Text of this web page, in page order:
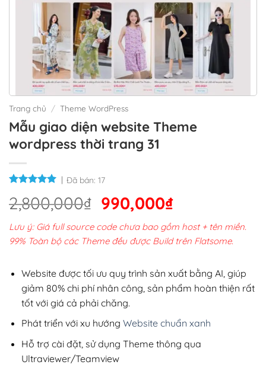
Trang chủ / Theme WordPress
Mẫu giao diện website Theme
wordpress thời trang 31
Đã bán: 17
2,800,000₫ Giá
gốc
là:
2,800,000₫.
990,000₫Giá
hiện
tại
990,000₫.
Lưu ý: Giá full source code chưa bao gồm host + tên miền.
99% Toàn bộ các Theme đều được Build trên Flatsome.
Website được tối ưu quy trình sản xuất bằng AI, giúp
giảm 80% chi phí nhân công, sản phẩm hoàn thiện rất
tốt với giá cả phải chăng.
Phát triển với xu hướng Website chuẩn xanh
Hỗ trợ cài đặt, sử dụng Theme thông qua
Ultraviewer/Teamview